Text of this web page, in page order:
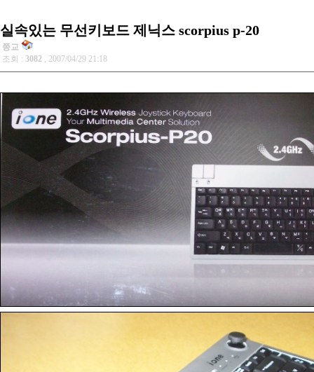
실속있는 무선키보드 제닉스 scorpius p-20
쯩교
조회 : 3082 , 2007/04/29 21:18